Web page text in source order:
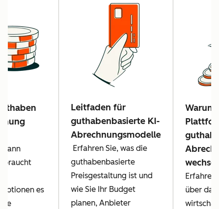
wann
es
Leitfaden für
guthabenbasierte KI-
Abrechnungsmodelle
Erfahren Sie, was die
guthabenbasierte
Preisgestaltung ist und
wie Sie Ihr Budget
planen, Anbieter
Warum
Erfahren
über das